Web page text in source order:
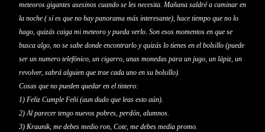
meteoros gigantes asesinos cuando se les necesita. Mañana saldréa caminar en
la noche ( si es que no hay panorama más interesante), hace tiempo que no lo
hago, quizás caiga mi meteoro y pueda verlo. Son esos momentos en que se
busca algo, no se sabe donde encontrarlo yquizás lo tienes en el bolsillo (puede
ser un numero telefónico, un cigarro, unas monedas para un jugo, un lápiz, un
revolver, sabrá alguien que trae cada uno en su bolsillo).
Cosas que no pueden quedar en el tintero:
1) Feliz Cumple Feñi (aun dudo que leas esto aún).
2) Al parecer tengo nuevos pobres, perdón, alumnos.
3) Kraunik, me debes medio ron, Cote, me debes media promo.